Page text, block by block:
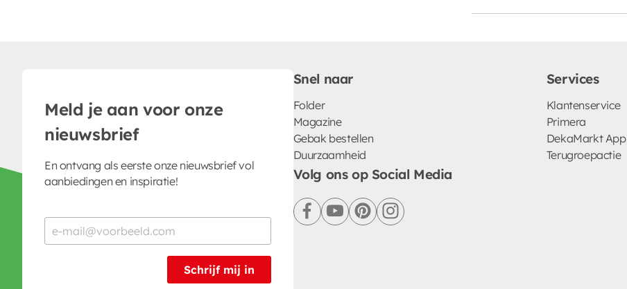
Meld je aan voor onze
nieuwsbrief
En ontvang als eerste onze nieuwsbrief vol
aanbiedingen en inspiratie!
Schrijf mij in
Snel naar
Folder
Magazine
Gebak bestellen
Duurzaamheid
Services
Klantenservice
Primera
DekaMarkt App
Terugroepactie
Volg ons op Social Media
facebookyoutubepinterestinstagram